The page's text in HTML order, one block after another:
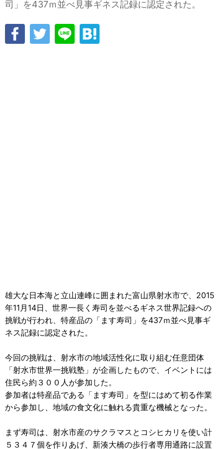
司」を437ｍ並べ見事ギネス記録に認定された。
雄大な日本海と立山連峰に囲まれた富山県射水市で、2015
年11月14日、世界一長く寿司を並べるギネス世界記録への
挑戦が行われ、特産品の「ます寿司」を437ｍ並べ見事ギ
ネス記録に認定された。
今回の挑戦は、射水市の地域活性化に取り組む任意団体
「射水市世界一挑戦塾」が企画したもので、イベントには
住民ら約３００人が参加した。
参加者は特産品である「ます寿司」を型にはめて初る作業
から参加し、地域の食文化に触れる貴重な機械となった。
まず寿司は、射水市産のサクラマスとコシヒカリを使い計
５３４７個を作りあげ、新湊大橋の歩行者専用通路に設置